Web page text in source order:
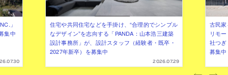
」
集中
住宅や共同住宅などを手掛け、“合理的でシンプル
なデザイン”を志向する「PANDA：山本浩三建築
設計事務所」が、設計スタッフ（経験者・既卒・
2027年新卒）を募集中
2026.07.29
古民
リモ
社つ
募集中